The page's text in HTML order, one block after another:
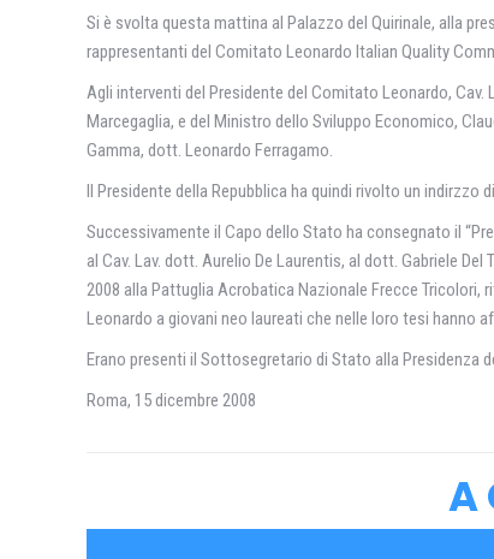
Si è svolta questa mattina al Palazzo del Quirinale, alla
rappresentanti del Comitato Leonardo Italian Quality
Agli interventi del Presidente del Comitato Leonardo,
Marcegaglia, e del Ministro dello Sviluppo Economico,
Gamma, dott. Leonardo Ferragamo.
Il Presidente della Repubblica ha quindi rivolto un indirzzo
Successivamente il Capo dello Stato ha consegnato il
al Cav. Lav. dott. Aurelio De Laurentis, al dott. Gabriele Del
2008 alla Pattuglia Acrobatica Nazionale Frecce
Leonardo a giovani neo laureati che nelle loro tesi hanno
Erano presenti il Sottosegretario di Stato alla Presidenza
Roma, 15 dicembre 2008
A